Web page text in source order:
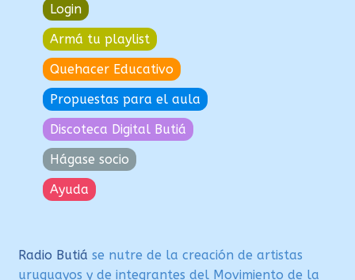
Login
Armá tu playlist
Quehacer Educativo
Propuestas para el aula
Discoteca Digital Butiá
Hágase socio
Ayuda
Radio Butiá se nutre de la creación de artistas
uruguayos y de integrantes del Movimiento de la